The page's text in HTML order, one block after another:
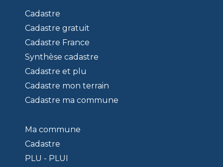
Cadastre
Cadastre gratuit
Cadastre France
Synthèse cadastre
Cadastre et plu
Cadastre mon terrain
Cadastre ma commune
Ma commune
Cadastre
PLU - PLUI